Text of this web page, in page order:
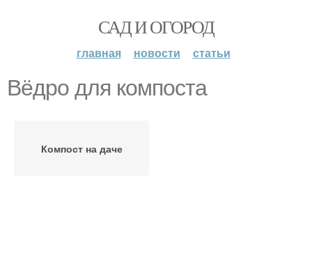
САД И ОГОРОД
главная новости статьи
Вёдро для компоста
Компост на даче